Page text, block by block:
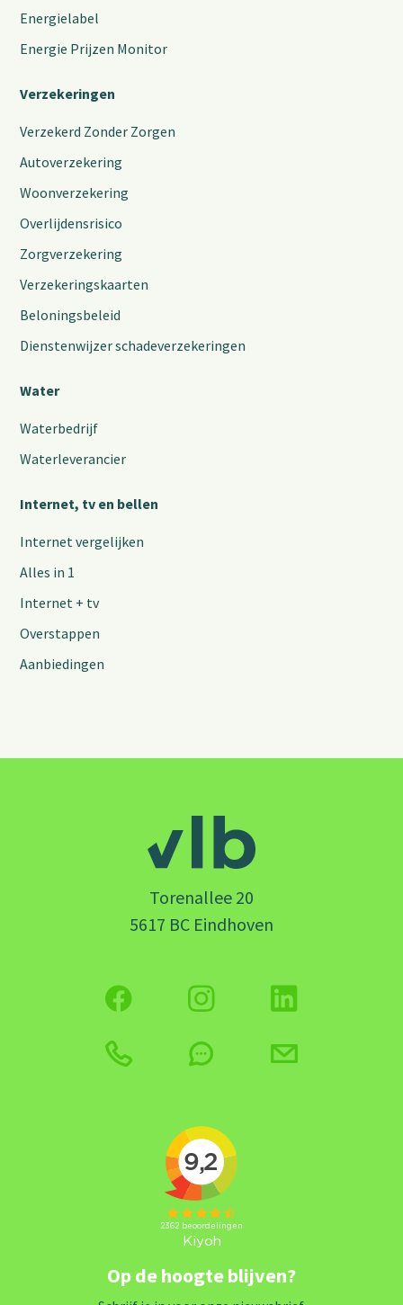
Energielabel
Energie Prijzen Monitor
Verzekeringen
Verzekerd Zonder Zorgen
Autoverzekering
Woonverzekering
Overlijdensrisico
Zorgverzekering
Verzekeringskaarten
Beloningsbeleid
Dienstenwijzer schadeverzekeringen
Water
Waterbedrijf
Waterleverancier
Internet, tv en bellen
Internet vergelijken
Alles in 1
Internet + tv
Overstappen
Aanbiedingen
Torenallee 20
5617 BC Eindhoven
Op de hoogte blijven?